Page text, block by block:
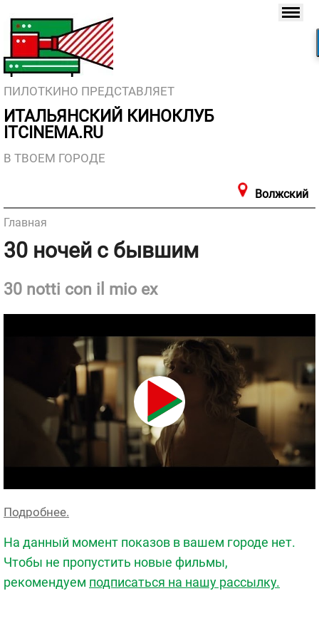
ПИЛОТКИНО ПРЕДСТАВЛЯЕТ
ИТАЛЬЯНСКИЙ КИНОКЛУБ
ITCINEMA.RU
В ТВОЕМ ГОРОДЕ
Волжский
Главная
30 ночей с бывшим
30 notti con il mio ex
Подробнее.
На данный момент показов в вашем городе нет.
Чтобы не пропустить новые фильмы,
рекомендуем подписаться на нашу рассылку.